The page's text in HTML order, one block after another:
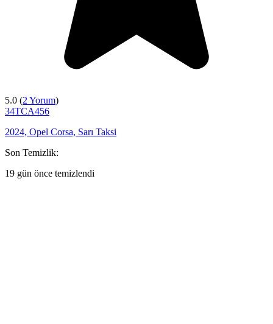
5.0 (2 Yorum)
34TCA456
2024, Opel Corsa, Sarı Taksi
Son Temizlik:
19 gün önce temizlendi